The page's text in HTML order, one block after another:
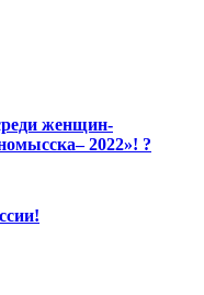
женщин-
2022»! ?